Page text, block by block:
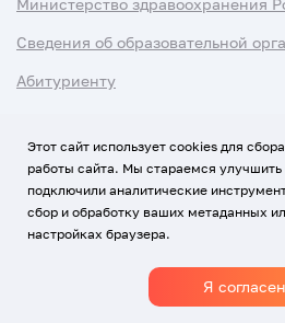
Министерство здравоохранения
Сведения об образовательной
Абитуриенту
Использование Cookies
Политика обработки персональных
© Все права защищены
Этот сайт использует cookies для
работы сайта. Мы стараемся
подключили аналитические
сбор и обработку ваших метаданных
настройках браузера.
Я согласен